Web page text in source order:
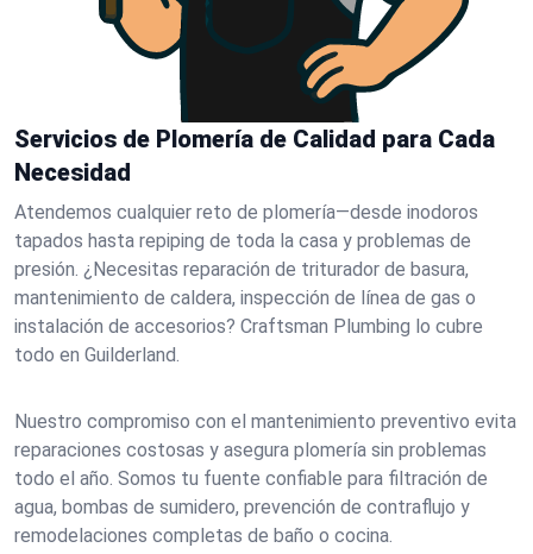
Servicios de Plomería de Calidad para Cada
Necesidad
Atendemos cualquier reto de plomería—desde inodoros
tapados hasta repiping de toda la casa y problemas de
presión. ¿Necesitas reparación de triturador de basura,
mantenimiento de caldera, inspección de línea de gas o
instalación de accesorios? Craftsman Plumbing lo cubre
todo en Guilderland.
Nuestro compromiso con el mantenimiento preventivo evita
reparaciones costosas y asegura plomería sin problemas
todo el año. Somos tu fuente confiable para filtración de
agua, bombas de sumidero, prevención de contraflujo y
remodelaciones completas de baño o cocina.